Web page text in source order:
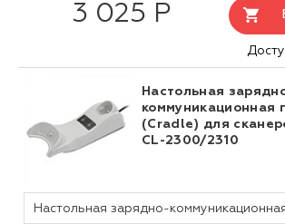
3 025 Р
Настольная
коммуникационная
(Cradle) для
CL-2300/2310